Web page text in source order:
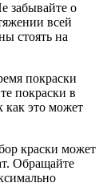
забывайте о
всей
стоять на
покраски
покраски в
это может
краски может
Обращайте